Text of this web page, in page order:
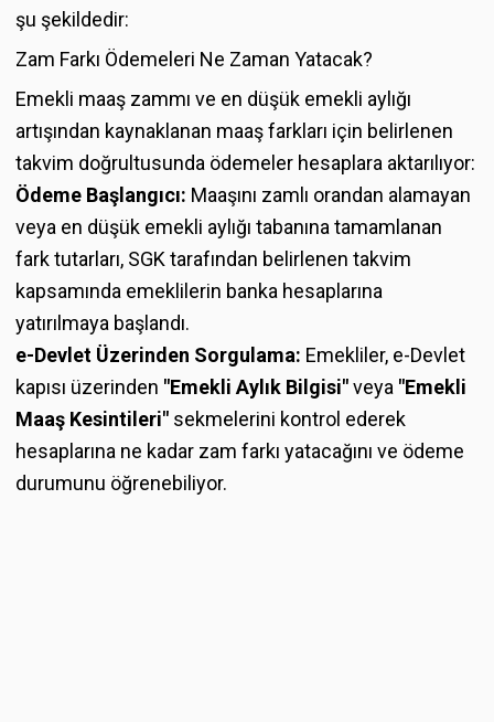
şu şekildedir:
Zam Farkı Ödemeleri Ne Zaman Yatacak?
Emekli maaş zammı ve en düşük emekli aylığı
artışından kaynaklanan maaş farkları için belirlenen
takvim doğrultusunda ödemeler hesaplara aktarılıyor:
Ödeme Başlangıcı: Maaşını zamlı orandan alamayan
veya en düşük emekli aylığı tabanına tamamlanan
fark tutarları, SGK tarafından belirlenen takvim
kapsamında emeklilerin banka hesaplarına
yatırılmaya başlandı.
e-Devlet Üzerinden Sorgulama: Emekliler, e-Devlet
kapısı üzerinden "Emekli Aylık Bilgisi"veya "Emekli
Maaş Kesintileri" sekmelerini kontrol ederek
hesaplarına ne kadar zam farkı yatacağını ve ödeme
durumunu öğrenebiliyor.